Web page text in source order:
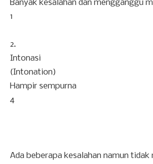
Banyak kesalahan dan mengganggu
1
2.
Intonasi
(Intonation)
Hampir sempurna
4
Ada beberapa kesalahan namun tidak